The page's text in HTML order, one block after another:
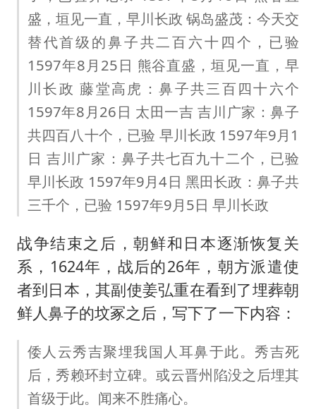
盛，垣见一直，早川长政 锅岛盛茂：今天交
替代首级的鼻子共二百六十四个，已验
1597年8月25日 熊谷直盛，垣见一直，早
川长政 藤堂高虎：鼻子共三百四十六个
1597年8月26日 太田一吉 吉川广家：鼻子
共四百八十个，已验 早川长政 1597年9月1
日 吉川广家：鼻子共七百九十二个，已验
早川长政 1597年9月4日 黑田长政：鼻子共
三千个，已验 1597年9月5日 早川长政
战争结束之后，朝鲜和日本逐渐恢复关
系，1624年，战后的26年，朝方派遣使
者到日本，其副使姜弘重在看到了埋葬朝
鲜人鼻子的坟冢之后，写下了一下内容：
倭人云秀吉聚埋我国人耳鼻于此。秀吉死
后，秀赖环封立碑。或云晋州陷没之后埋其
首级于此。闻来不胜痛心。